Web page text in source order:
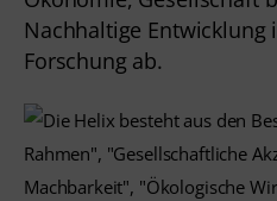
Nachhaltige Entwicklung
Forschung ab.